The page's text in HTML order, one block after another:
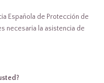
Española de Protección de
necesaria la asistencia de